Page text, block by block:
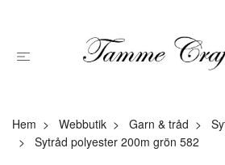
Hem Webbutik Garn & tråd
Sytråd polyester 200m grön 582